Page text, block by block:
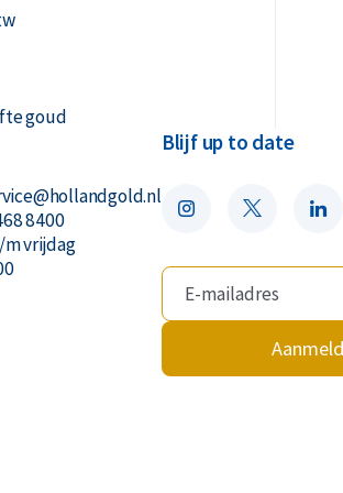
goud
8400
m vrijdag
Blijf up to date